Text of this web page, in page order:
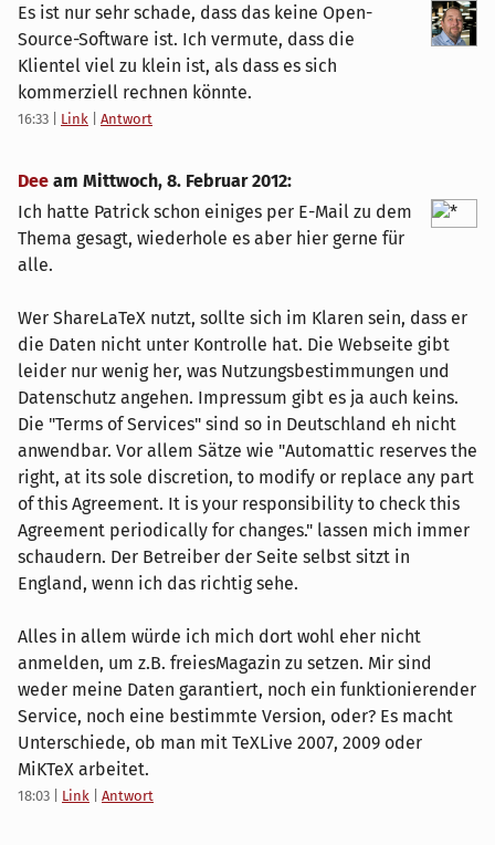
Es ist nur sehr schade, dass das keine Open-
Source-Software ist. Ich vermute, dass die
Klientel viel zu klein ist, als dass es sich
kommerziell rechnen könnte.
16:33 Link Antwort
Dee am Mittwoch, 8. Februar 2012:
Ich hatte Patrick schon einiges per E-Mail zu dem
Thema gesagt, wiederhole es aber hier gerne für
alle.
Wer ShareLaTeX nutzt, sollte sich im Klaren sein, dass er
die Daten nicht unter Kontrolle hat. Die Webseite gibt
leider nur wenig her, was Nutzungsbestimmungen und
Datenschutz angehen. Impressum gibt es ja auch keins.
Die "Terms of Services" sind so in Deutschland eh nicht
anwendbar. Vor allem Sätze wie "Automattic reserves the
right, at its sole discretion, to modify or replace any part
of this Agreement. It is your responsibility to check this
Agreement periodically for changes." lassen mich immer
schaudern. Der Betreiber der Seite selbst sitzt in
England, wenn ich das richtig sehe.
Alles in allem würde ich mich dort wohl eher nicht
anmelden, um z.B. freiesMagazin zu setzen. Mir sind
weder meine Daten garantiert, noch ein funktionierender
Service, noch eine bestimmte Version, oder? Es macht
Unterschiede, ob man mit TeXLive 2007, 2009 oder
MiKTeX arbeitet.
18:03 Link Antwort